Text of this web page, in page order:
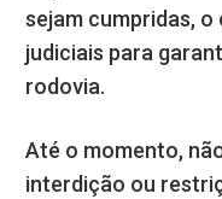
sejam cumpridas,
judiciais para
rodovia.
Até o momento,
interdição ou